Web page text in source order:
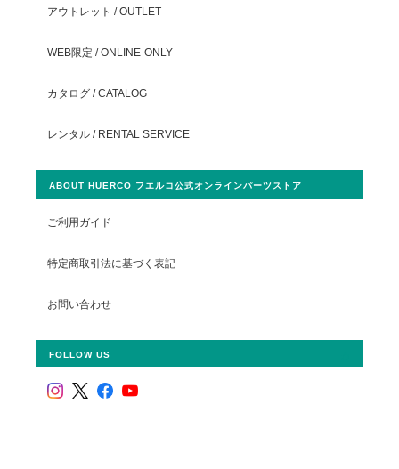
アウトレット / OUTLET
WEB限定 / ONLINE-ONLY
カタログ / CATALOG
レンタル / RENTAL SERVICE
ABOUT HUERCO フエルコ公式オンラインパーツストア
ご利用ガイド
特定商取引法に基づく表記
お問い合わせ
FOLLOW US